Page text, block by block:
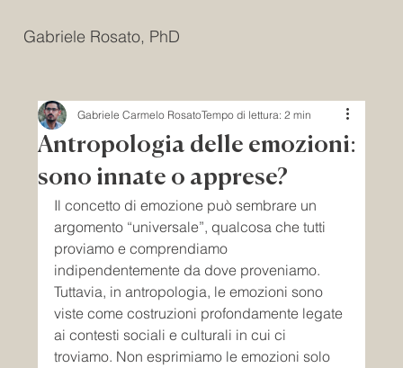
Gabriele Rosato, PhD
Antropologia delle emozioni:
sono innate o apprese?
Gabriele Carmelo RosatoTempo di lettura: 2 min
Il concetto di emozione può sembrare un
argomento “universale”, qualcosa che tutti
proviamo e comprendiamo
indipendentemente da dove proveniamo.
Tuttavia, in antropologia, le emozioni sono
viste come costruzioni profondamente legate
ai contesti sociali e culturali in cui ci
troviamo. Non esprimiamo le emozioni solo